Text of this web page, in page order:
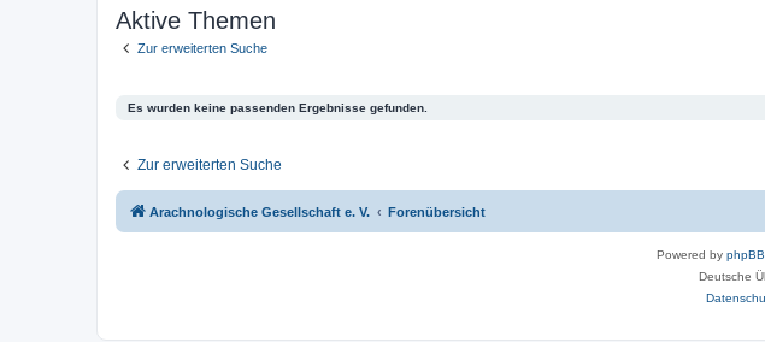
Aktive Themen
Zur erweiterten Suche
Es wurden keine passenden Ergebnisse gefunden.
Zur erweiterten Suche
Arachnologische Gesellschaft e. V. Forenübersicht
Powered by phpBB
Deutsche